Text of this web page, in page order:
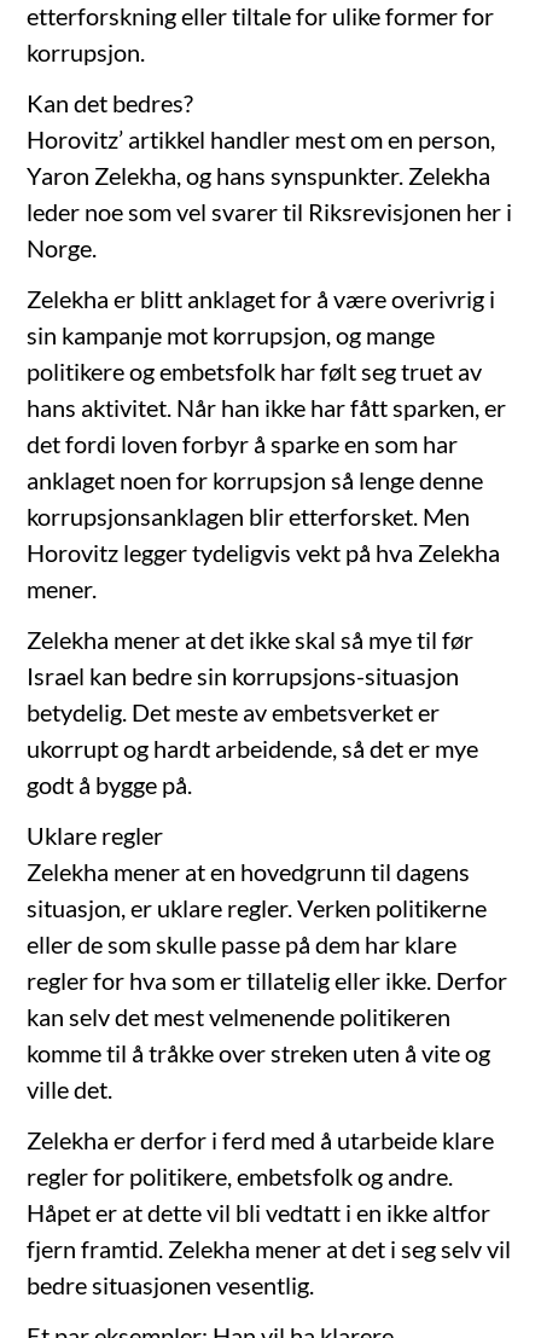
etterforskning eller tiltale for ulike former for
korrupsjon.
Kan det bedres?
Horovitz’ artikkel handler mest om en person,
Yaron Zelekha, og hans synspunkter. Zelekha
leder noe som vel svarer til Riksrevisjonen her i
Norge.
Zelekha er blitt anklaget for å være overivrig i
sin kampanje mot korrupsjon, og mange
politikere og embetsfolk har følt seg truet av
hans aktivitet. Når han ikke har fått sparken, er
det fordi loven forbyr å sparke en som har
anklaget noen for korrupsjon så lenge denne
korrupsjonsanklagen blir etterforsket. Men
Horovitz legger tydeligvis vekt på hva Zelekha
mener.
Zelekha mener at det ikke skal så mye til før
Israel kan bedre sin korrupsjons-situasjon
betydelig. Det meste av embetsverket er
ukorrupt og hardt arbeidende, så det er mye
godt å bygge på.
Uklare regler
Zelekha mener at en hovedgrunn til dagens
situasjon, er uklare regler. Verken politikerne
eller de som skulle passe på dem har klare
regler for hva som er tillatelig eller ikke. Derfor
kan selv det mest velmenende politikeren
komme til å tråkke over streken uten å vite og
ville det.
Zelekha er derfor i ferd med å utarbeide klare
regler for politikere, embetsfolk og andre.
Håpet er at dette vil bli vedtatt i en ikke altfor
fjern framtid. Zelekha mener at det i seg selv vil
bedre situasjonen vesentlig.